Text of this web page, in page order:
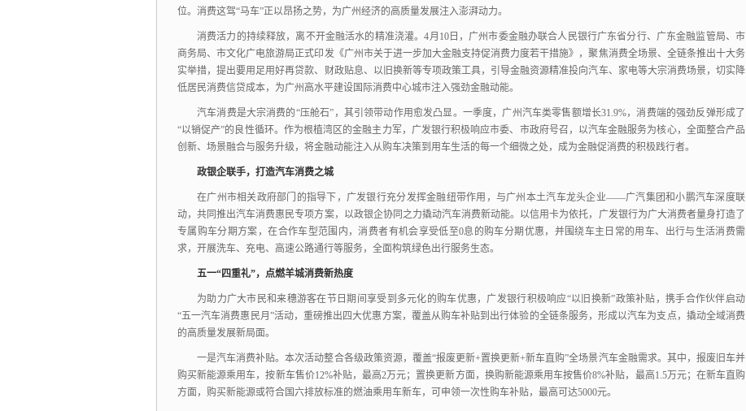
位。 消费这驾“马车”正以昂扬之势， 为广州经济的高质量发展注入澎湃动力。
消费活力的持续释放， 离不开金融活水的精准浇灌。4月10日， 广州市委金融办联合人民银行广东省分行、 广东金融监管局、市
商务局、市文化广电旅游局正式印发《广州市关于进一步加大金融支持促消费力度若干措施》，聚焦消费全场景、 全链条推出十大务
实举措，提出要用足用好再贷款、 财政贴息、 以旧换新等专项政策工具， 引导金融资源精准投向汽车、 家电等大宗消费场景， 切实降
低居民消费信贷成本， 为广州高水平建设国际消费中心城市注入强劲金融动能。
汽车消费是大宗消费的“压舱石”， 其引领带动作用愈发凸显。 一季度， 广州汽车类零售额增长31.9%，消费端的强劲反弹形成了
“以销促产”的良性循环。 作为根植湾区的金融主力军， 广发银行积极响应市委、 市政府号召， 以汽车金融服务为核心， 全面整合产品
创新、 场景融合与服务升级， 将金融动能注入从购车决策到用车生活的每一个细微之处， 成为金融促消费的积极践行者。
政银企联手，打造汽车消费之城
在广州市相关政府部门的指导下， 广发银行充分发挥金融纽带作用， 与广州本土汽车龙头企业——广汽集团和小鹏汽车深度联
动，共同推出汽车消费惠民专项方案， 以政银企协同之力撬动汽车消费新动能。 以信用卡为依托，
广发银行为广大消费者量身打造了
专属购车分期方案，在合作车型范围内，消费者有机会享受低至0息的购车分期优惠， 并围绕车主日常的用车、
出行与生活消费需
求， 开展洗车、 充电、 高速公路通行等服务， 全面构筑绿色出行服务生态。
五一“四重礼”，点燃羊城消费新热度
为助力广大市民和来穗游客在节日期间享受到多元化的购车优惠， 广发银行积极响应“以旧换新”政策补贴， 携手合作伙伴启动
“五一汽车消费惠民月”活动， 重磅推出四大优惠方案， 覆盖从购车补贴到出行体验的全链条服务，形成以汽车为支点， 撬动全域消费
的高质量发展新局面。
一是汽车消费补贴。本次活动整合各级政策资源， 覆盖“报废更新+置换更新+新车直购”全场景汽车金融需求。 其中， 报废旧车并
购买新能源乘用车，按新车售价12%补贴， 最高2万元； 置换更新方面， 换购新能源乘用车按售价8%补贴， 最高1.5万元； 在新车直购
方面， 购买新能源或符合国六排放标准的燃油乘用车新车， 可申领一次性购车补贴， 最高可达5000元。